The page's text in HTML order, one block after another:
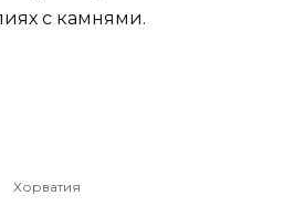
с камнями.
Хорватия